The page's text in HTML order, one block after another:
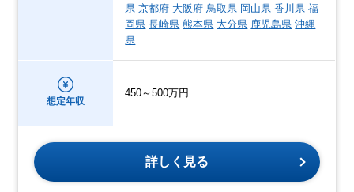
県 京都府 大阪府 鳥取県 岡山県 香川県 福
岡県 長崎県 熊本県 大分県 鹿児島県 沖縄
県
想定年収
450～500万円
詳しく見る